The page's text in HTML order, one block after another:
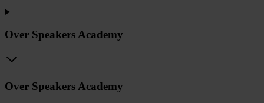
Over Speakers Academy
Over Speakers Academy